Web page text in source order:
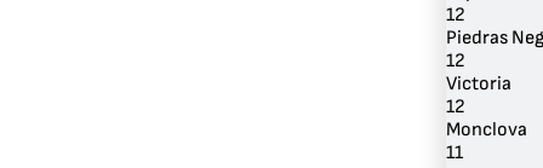
12
Piedras
12
Victoria
12
Monclova
11